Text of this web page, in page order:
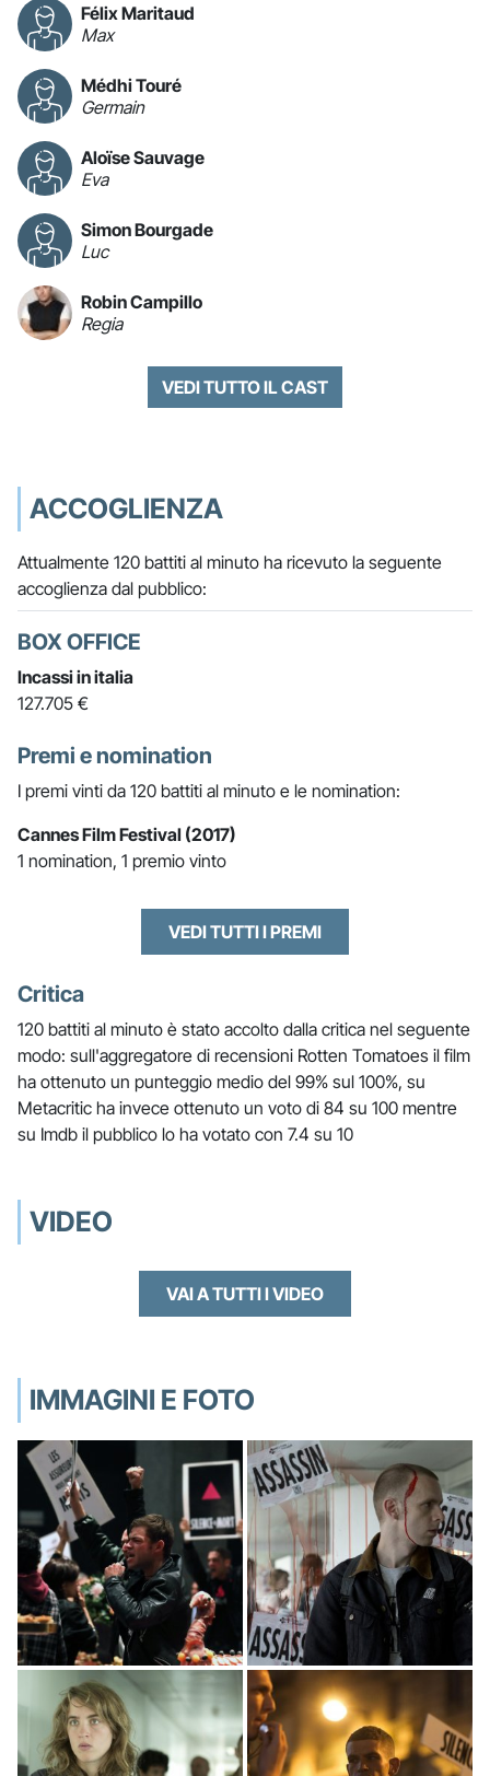
Félix Maritaud
Max
Médhi Touré
Germain
Aloïse Sauvage
Eva
Simon Bourgade
Luc
Robin Campillo
Regia
VEDI TUTTO IL CAST
ACCOGLIENZA
Attualmente 120 battiti al minuto ha ricevuto la seguente
accoglienza dal pubblico:
BOX OFFICE
Incassi in italia
127.705 €
Premi e nomination
I premi vinti da 120 battiti al minuto e le nomination:
Cannes Film Festival (2017)
1 nomination, 1 premio vinto
VEDI TUTTI I PREMI
Critica
120 battiti al minuto è stato accolto dalla critica nel seguente
modo: sull'aggregatore di recensioni Rotten Tomatoes il film
ha ottenuto un punteggio medio del 99% sul 100%, su
Metacritic ha invece ottenuto un voto di 84 su 100 mentre
su Imdb il pubblico lo ha votato con 7.4 su 10
VIDEO
VAI A TUTTI I VIDEO
IMMAGINI E FOTO